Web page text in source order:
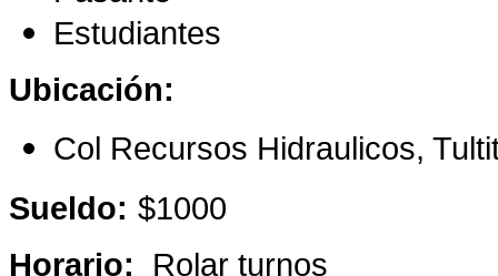
Estudiantes
Ubicación:
Col Recursos Hidraulicos,
Sueldo: $1000
Horario: Rolar turnos